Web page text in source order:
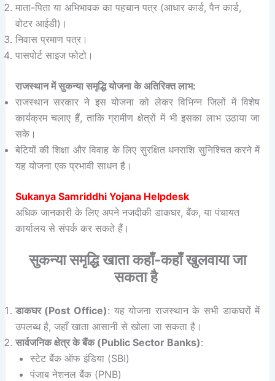
माता-पिता या अभिभावक का पहचान पत्र (आधार कार्ड, पैन कार्ड,
वोटर आईडी)।
निवास प्रमाण पत्र।
पासपोर्ट साइज फोटो।
राजस्थान में सुकन्या समृद्धि योजना के अतिरिक्त लाभ:
राजस्थान सरकार ने इस योजना को लेकर विभिन्न जिलों में विशेष
कार्यक्रम चलाए हैं, ताकि ग्रामीण क्षेत्रों में भी इसका लाभ उठाया जा
सके।
बेटियों की शिक्षा और विवाह के लिए सुरक्षित धनराशि सुनिश्चित करने में
यह योजना एक प्रभावी साधन है।
Sukanya Samriddhi Yojana Helpdesk
अधिक जानकारी के लिए अपने नजदीकी डाकघर, बैंक, या पंचायत
कार्यालय से संपर्क कर सकते हैं।
सुकन्या समृद्धि खाता कहाँ-कहाँ खुलवाया जा
सकता है
डाकघर (Post Office): यह योजना राजस्थान के सभी डाकघरों में
उपलब्ध है, जहाँ खाता आसानी से खोला जा सकता है।
सार्वजनिक क्षेत्र के बैंक (Public Sector Banks):
स्टेट बैंक ऑफ इंडिया (SBI)
पंजाब नेशनल बैंक (PNB)